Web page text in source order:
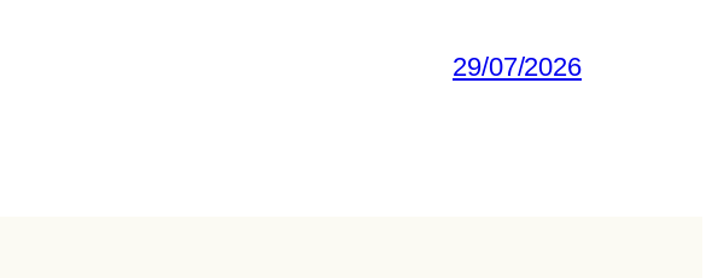
29/07/2026